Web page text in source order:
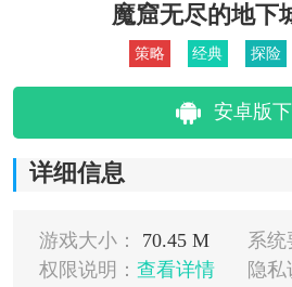
魔窟无尽的地下
策略 经典 探险
安卓版
详细信息
游戏大小： 70.45 M 系统
权限说明： 查看详情 隐私